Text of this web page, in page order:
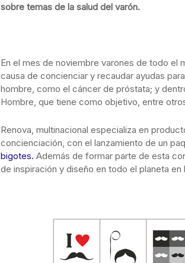
sobre temas de la salud del varón.
En el mes de noviembre varones de todo el
causa de concienciar y recaudar ayudas
hombre, como el cáncer de próstata; y
Hombre, que tiene como objetivo, entre
Renova, multinacional especializa en
concienciación, con el lanzamiento de un
bigotes. Además de formar parte de esta
de inspiración y diseño en todo el planeta